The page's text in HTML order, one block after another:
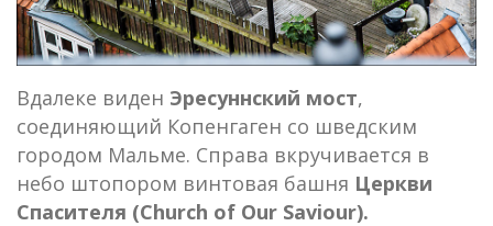
Вдалеке виден Эресуннский мост,
соединяющий Копенгаген со шведским
городом Мальме. Справа вкручивается в
небо штопором винтовая башня Церкви
Спасителя (Church of Our Saviour).